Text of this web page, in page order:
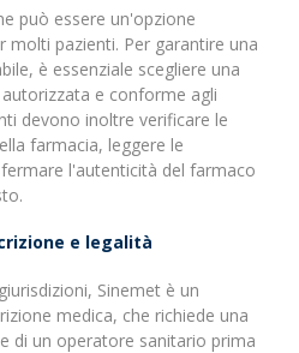
può essere un'opzione
molti pazienti. Per garantire una
è essenziale scegliere una
e conforme agli
devono inoltre verificare le
farmacia, leggere le
l'autenticità del farmaco
e legalità
Sinemet è un
medica, che richiede una
di un operatore sanitario prima